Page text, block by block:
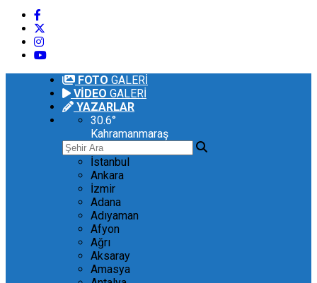
FOTO GALERİ
VİDEO GALERİ
YAZARLAR
30.6°
Kahramanmaraş
İstanbul
Ankara
İzmir
Adana
Adıyaman
Afyon
Ağrı
Aksaray
Amasya